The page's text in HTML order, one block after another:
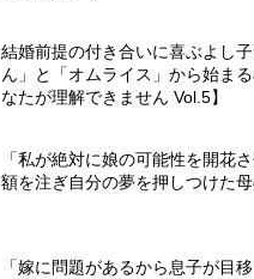
結婚前提の付き合いに喜ぶよし
ん」と「オムライス」から始ま
なたが理解できません Vol.5】
「私が絶対に娘の可能性を開花
額を注ぎ自分の夢を押しつけた
「嫁に問題があるから息子が目